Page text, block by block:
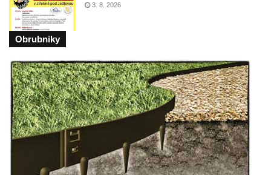
3. 8. 2026
Obrubniky